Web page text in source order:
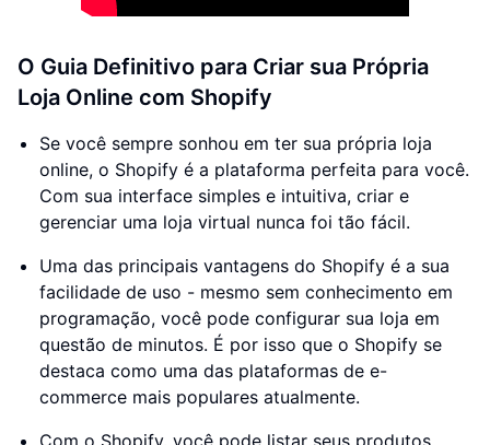
O Guia Definitivo para Criar sua Própria
Loja Online com Shopify
Se você sempre sonhou em ter sua própria loja
online, o Shopify é a plataforma perfeita para você.
Com sua interface simples e intuitiva, criar e
gerenciar uma loja virtual nunca foi tão fácil.
Uma das principais vantagens do Shopify é a sua
facilidade de uso - mesmo sem conhecimento em
programação, você pode configurar sua loja em
questão de minutos. É por isso que o Shopify se
destaca como uma das plataformas de e-
commerce mais populares atualmente.
Com o Shopify, você pode listar seus produtos